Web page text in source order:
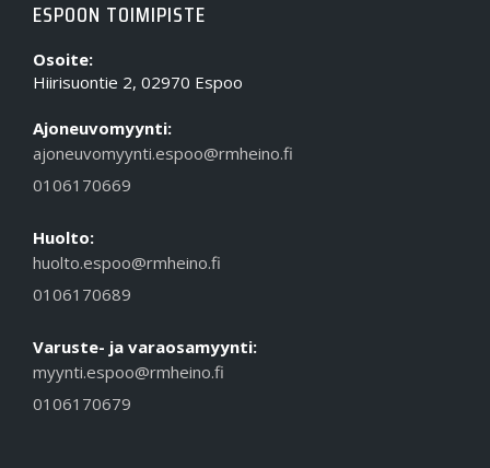
ESPOON TOIMIPISTE
Osoite:
Hiirisuontie 2, 02970 Espoo
Ajoneuvomyynti:
ajoneuvomyynti.espoo@rmheino.fi
0106170669
Huolto:
huolto.espoo@rmheino.fi
0106170689
Varuste- ja varaosamyynti:
myynti.espoo@rmheino.fi
0106170679